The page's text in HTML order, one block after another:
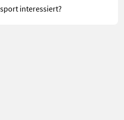
interessiert?